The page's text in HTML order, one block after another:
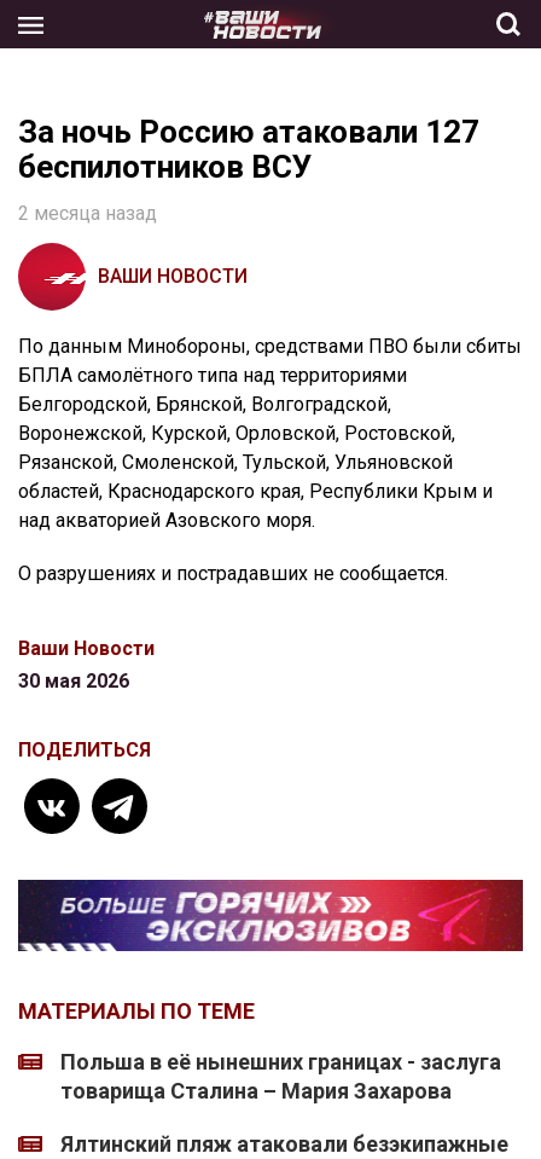
the
За ночь Россию атаковали 127
беспилотников ВСУ
2 месяца назад
ВАШИ НОВОСТИ
По данным Минобороны, средствами ПВО были сбиты
БПЛА самолётного типа над территориями
Белгородской, Брянской, Волгоградской,
Воронежской, Курской, Орловской, Ростовской,
Рязанской, Смоленской, Тульской, Ульяновской
областей, Краснодарского края, Республики Крым и
над акваторией Азовского моря.
О разрушениях и пострадавших не сообщается.
Ваши Новости
30 мая 2026
ПОДЕЛИТЬСЯ
МАТЕРИАЛЫ ПО ТЕМЕ
Польша в её нынешних границах - заслуга
товарища Сталина – Мария Захарова
Ялтинский пляж атаковали безэкипажные